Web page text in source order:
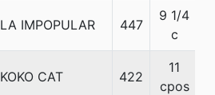
LA IMPOPULAR 447
9 1/4
c
KOKO CAT 422
11
cpos